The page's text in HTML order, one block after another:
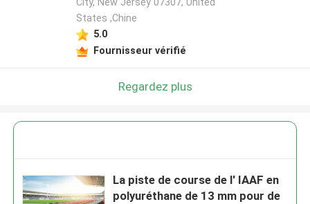
States ,Chine
5.0
Fournisseur vérifié
Regardez plus
La piste de course de l' IAAF en
polyuréthane de 13 mm pour de